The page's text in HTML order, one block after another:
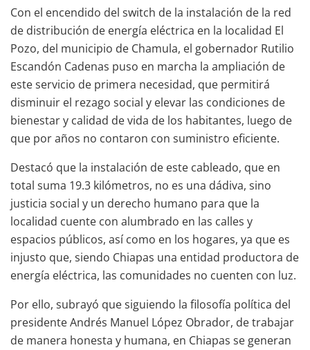
Con el encendido del switch de la instalación de la red
de distribución de energía eléctrica en la localidad El
Pozo, del municipio de Chamula, el gobernador Rutilio
Escandón Cadenas puso en marcha la ampliación de
este servicio de primera necesidad, que permitirá
disminuir el rezago social y elevar las condiciones de
bienestar y calidad de vida de los habitantes, luego de
que por años no contaron con suministro eficiente.
Destacó que la instalación de este cableado, que en
total suma 19.3 kilómetros, no es una dádiva, sino
justicia social y un derecho humano para que la
localidad cuente con alumbrado en las calles y
espacios públicos, así como en los hogares, ya que es
injusto que, siendo Chiapas una entidad productora de
energía eléctrica, las comunidades no cuenten con luz.
Por ello, subrayó que siguiendo la filosofía política del
presidente Andrés Manuel López Obrador, de trabajar
de manera honesta y humana, en Chiapas se generan